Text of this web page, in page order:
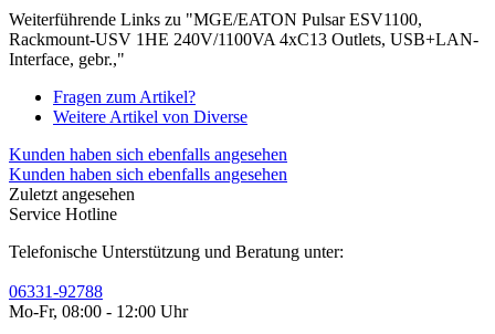
Weiterführende Links zu "MGE/EATON Pulsar ESV1100,
Rackmount-USV 1HE 240V/1100VA 4xC13 Outlets, USB+LAN-
Interface, gebr.,"
Fragen zum Artikel?
Weitere Artikel von Diverse
Kunden haben sich ebenfalls angesehen
Kunden haben sich ebenfalls angesehen
Zuletzt angesehen
Service Hotline
Telefonische Unterstützung und Beratung unter:
06331-92788
Mo-Fr, 08:00 - 12:00 Uhr